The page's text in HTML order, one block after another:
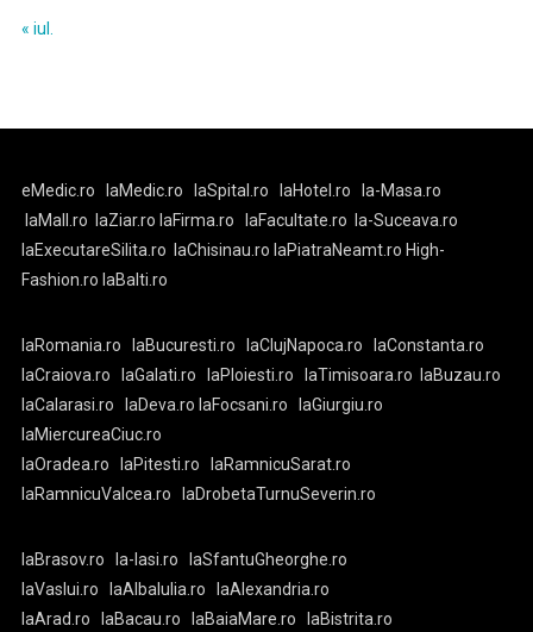
« iul.
eMedic.ro laMedic.ro laSpital.ro laHotel.ro
la-Masa.ro
laMall.ro
laZiar.ro laFirma.ro laFacultate.ro
la-Suceava.ro
laExecutareSilita.ro
laChisinau.ro laPiatraNeamt.ro High-
Fashion.ro laBalti.ro
laRomania.ro laBucuresti.ro laClujNapoca.ro
laConstanta.ro
laCraiova.ro
laGalati.ro laPloiesti.ro laTimisoara.ro
laBuzau.ro
laCalarasi.ro
laDeva.ro laFocsani.ro
laGiurgiu.ro
laMiercureaCiuc.ro
laOradea.ro
laPitesti.ro
laRamnicuSarat.ro
laRamnicuValcea.ro
laDrobetaTurnuSeverin.ro
laBrasov.ro la-Iasi.ro
laSfantuGheorghe.ro
laVaslui.ro
laAlbaIulia.ro
laAlexandria.ro
laArad.ro
laBacau.ro laBaiaMare.ro laBistrita.ro